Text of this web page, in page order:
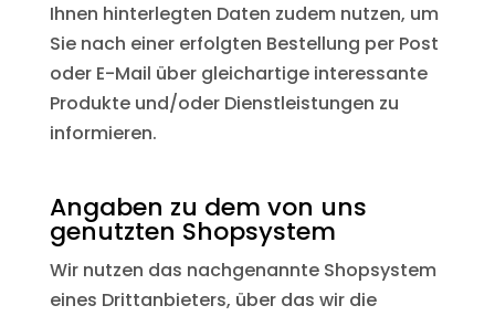
Ihnen hinterlegten Daten zudem nutzen, um
Sie nach einer erfolgten Bestellung per Post
oder E-Mail über gleichartige interessante
Produkte und/oder Dienstleistungen zu
informieren.
Angaben zu dem von uns
genutzten Shopsystem
Wir nutzen das nachgenannte Shopsystem
eines Drittanbieters, über das wir die